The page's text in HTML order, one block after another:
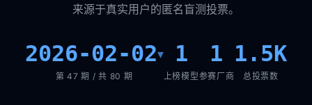
来源于真实用户的匿名盲测投票。
2026-02-02▾
第 47 期 / 共 80 期
1
上榜模型
1
参赛厂商
1.5K
总投票数